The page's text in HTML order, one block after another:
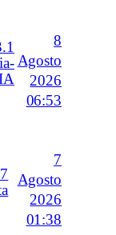
8
Agosto
2026
06:53
7
Agosto
2026
01:38